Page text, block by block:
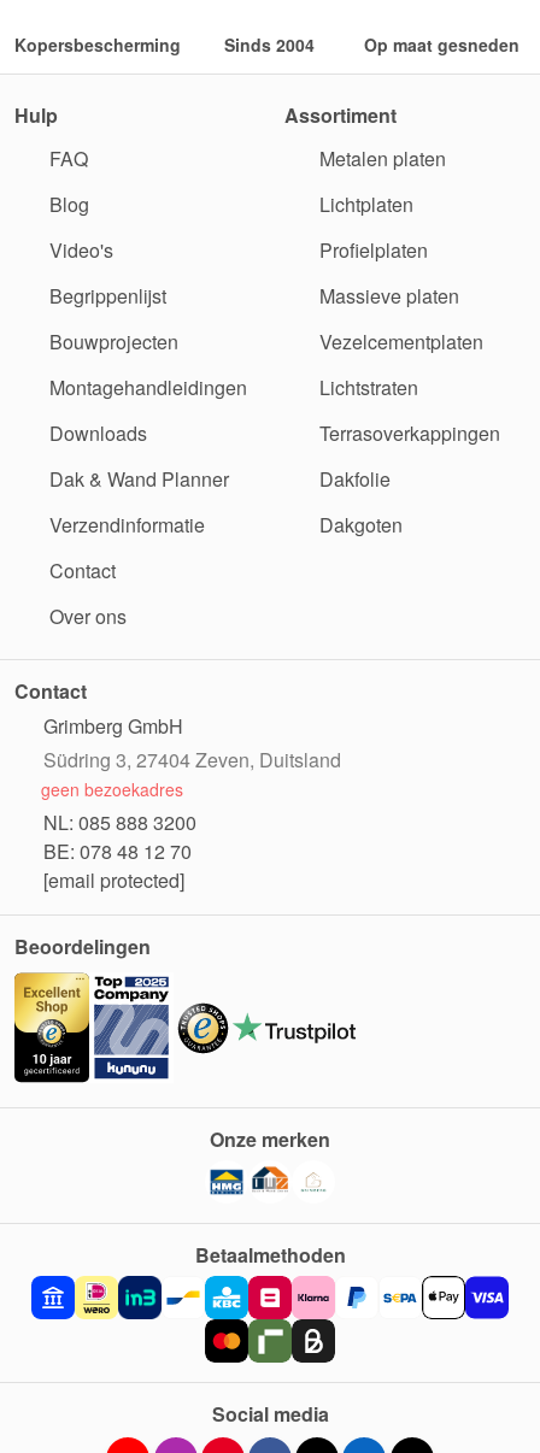
Kopersbescherming Sinds 2004 Op maat gesneden
Hulp
FAQ
Blog
Video's
Begrippenlijst
Bouwprojecten
Montagehandleidingen
Downloads
Dak & Wand Planner
Verzendinformatie
Contact
Over ons
Assortiment
Metalen platen
Lichtplaten
Profielplaten
Massieve platen
Vezelcementplaten
Lichtstraten
Terrasoverkappingen
Dakfolie
Dakgoten
Contact
Grimberg GmbH
Südring 3, 27404 Zeven, Duitsland
geen bezoekadres
NL: 085 888 3200
BE: 078 48 12 70
[email protected]
Beoordelingen
Betaalmethoden
Onze merken
Social media